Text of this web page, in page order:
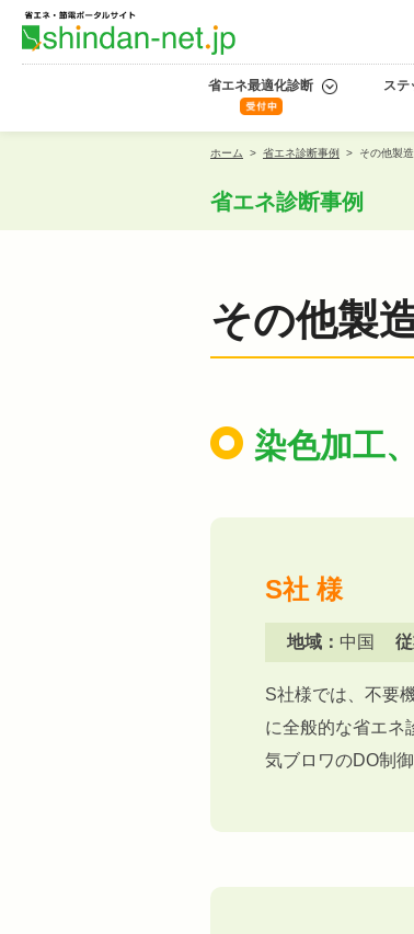
省エネ最適化診断 ステ
ホーム > 省エネ診断事例 > その他製
省エネ診断事例
その他製
染色加工
S社 様
地域： 中国
S社様では、不要
に全般的な省エネ
気ブロワのDO制